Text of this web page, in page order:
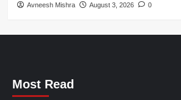
Avneesh Mishra August 3, 2026 0
Most Read